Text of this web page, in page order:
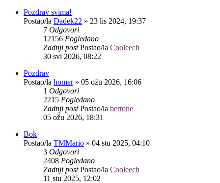
Pozdrav svima!
Postao/la Dadek22 » 23 lis 2024, 19:37
7 Odgovori
12156 Pogledano
Zadnji postPostao/la Cooleech
30 svi 2026, 08:22
Pozdrav
Postao/la homer» 05 ožu 2026, 16:06
1 Odgovori
2215 Pogledano
Zadnji postPostao/la bertone
05 ožu 2026, 18:31
Bok
Postao/la TMMario » 04 stu 2025, 04:10
3 Odgovori
2408 Pogledano
Zadnji postPostao/la Cooleech
11 stu 2025, 12:02